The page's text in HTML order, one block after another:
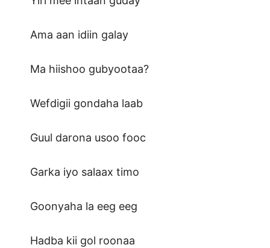
Ama aan idiin galay
Ma hiishoo gubyootaa?
Wefdigii gondaha laab
Guul darona usoo fooc
Garka iyo salaax timo
Goonyaha la eeg eeg
Hadba kii gol roonaa